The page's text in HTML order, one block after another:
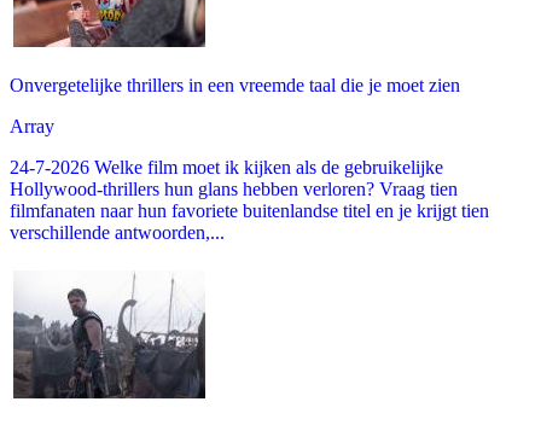
Onvergetelijke thrillers in een vreemde taal die je moet zien
Array
24-7-2026 Welke film moet ik kijken als de gebruikelijke
Hollywood-thrillers hun glans hebben verloren? Vraag tien
filmfanaten naar hun favoriete buitenlandse titel en je krijgt tien
verschillende antwoorden,...